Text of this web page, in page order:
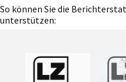
So können Sie die
unterstützen: